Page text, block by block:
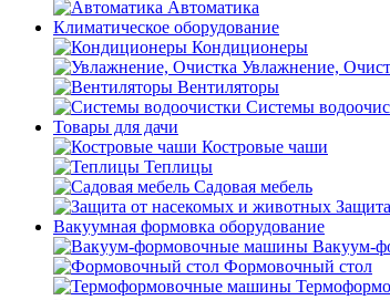
Автоматика
Климатическое оборудование
Кондиционеры
Увлажнение,
Вентиляторы
Системы
Товары для дачи
Костровые чаши
Теплицы
Садовая мебель
Вакуумная формовка оборудование
Вакуум-
Формовочный стол